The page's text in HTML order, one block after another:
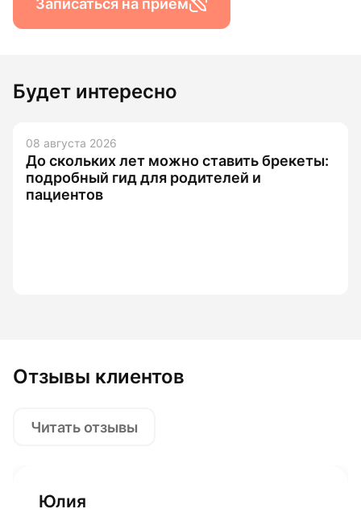
Будет интересно
08 августа 2026
До скольких лет можно ставить брекеты:
подробный гид для родителей и
пациентов
Отзывы клиентов
Читать отзывы
Юлия